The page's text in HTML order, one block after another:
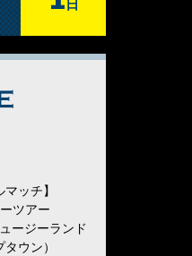
日
GAME
ッチ】
ツアー
ージーランド
ウン）